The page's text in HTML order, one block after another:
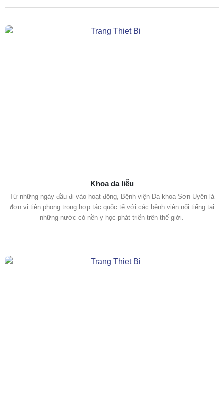
Khoa da liễu
Từ những ngày đầu đi vào hoạt động, Bệnh viện Đa khoa Sơn Uyên là
đơn vị tiên phong trong hợp tác quốc tế với các bệnh viện nổi tiếng tại
những nước có nền y học phát triển trên thế giới.